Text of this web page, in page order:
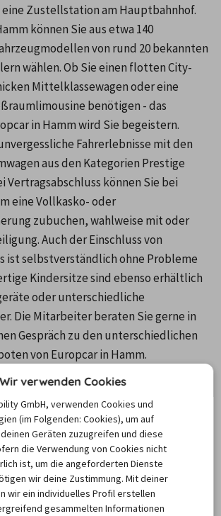
Zustellstation am Hauptbahnhof.
können Sie aus etwa 140
von rund 20 bekannten
wählen. Ob Sie einen flotten City-
Mittelklassewagen oder eine
benötigen - das
in Hamm wird Sie begeistern.
Fahrerlebnisse mit den
aus den Kategorien Prestige
Vertragsabschluss können Sie bei
eine Vollkasko- oder
zubuchen, wahlweise mit oder
Auch der Einschluss von
ist selbstverständlich ohne Probleme
Kindersitze sind ebenso erhältlich
oder unterschiedliche
Die Mitarbeiter beraten Sie gerne in
Gespräch zu den unterschiedlichen
von Europcar in Hamm.
bis Freitag von 07.30 bis 18.00 Uhr
sind für beide Stationen von
gültig.
von Europcar in
mietwagen.de
Wir verwenden Cookies
GmbH, verwenden Cookies und
(im Folgenden: Cookies), um auf
Geräten zuzugreifen und diese
die Verwendung von Cookies nicht
ist, um die angeforderten Dienste
wir deine Zustimmung. Mit deiner
wir ein individuelles Profil erstellen
gesammelten Informationen